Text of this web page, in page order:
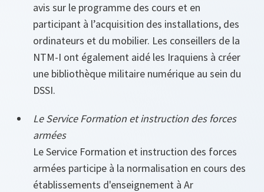
avis sur le programme des cours et en
participant à l’acquisition des installations, des
ordinateurs et du mobilier. Les conseillers de la
NTM-I ont également aidé les Iraquiens à créer
une bibliothèque militaire numérique au sein du
DSSI.
Le Service Formation et instruction des forces
armées
Le Service Formation et instruction des forces
armées participe à la normalisation en cours des
établissements d'enseignement à Ar